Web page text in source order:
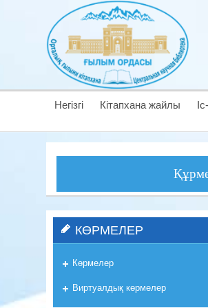
Негізгі Кітапхана жайлы
Құрметті
КӨРМЕЛЕР
Көрмелер
Виртуалдық көрмелер